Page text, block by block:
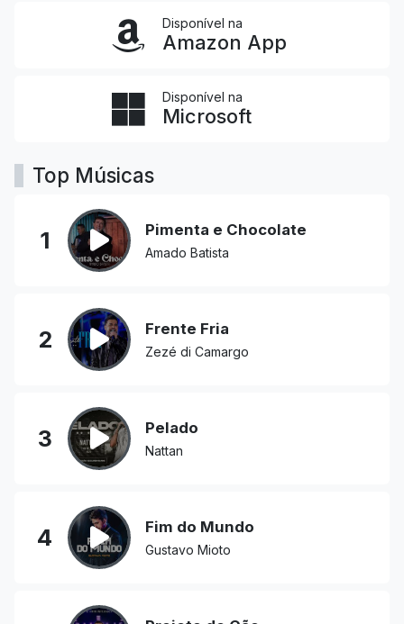
Disponível na
Amazon App
Disponível na
Microsoft
Top Músicas
1 Pimenta e Chocolate
Amado Batista
2 Frente Fria
Zezé di Camargo
3 Pelado
Nattan
4 Fim do Mundo
Gustavo Mioto